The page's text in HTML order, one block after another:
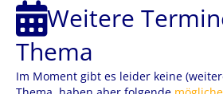
Weitere
Thema
Im Moment gibt es leider keine